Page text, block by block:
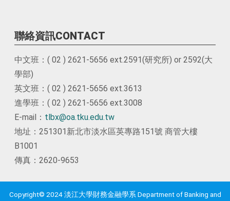
聯絡資訊CONTACT
中文班：( 02 ) 2621-5656 ext.2591(研究所) or 2592(大
學部)
英文班：( 02 ) 2621-5656 ext.3613
進學班：( 02 ) 2621-5656 ext.3008
E-mail： tlbx@oa.tku.edu.tw
地址：251301新北市淡水區英專路151號 商管大樓
B1001
傳真：2620-9653
Copyright© 2024 淡江大學財務金融學系 Department of Banking and